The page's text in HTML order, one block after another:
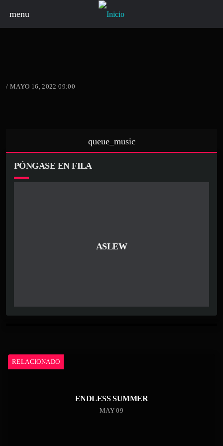
menu
/ MAYO 16, 2022 09:00
queue_music
PÓNGASE EN FILA
ASLEW
RELACIONADO
ENDLESS SUMMER
MAY 09